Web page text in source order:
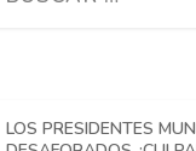
LOS PRESIDENTES